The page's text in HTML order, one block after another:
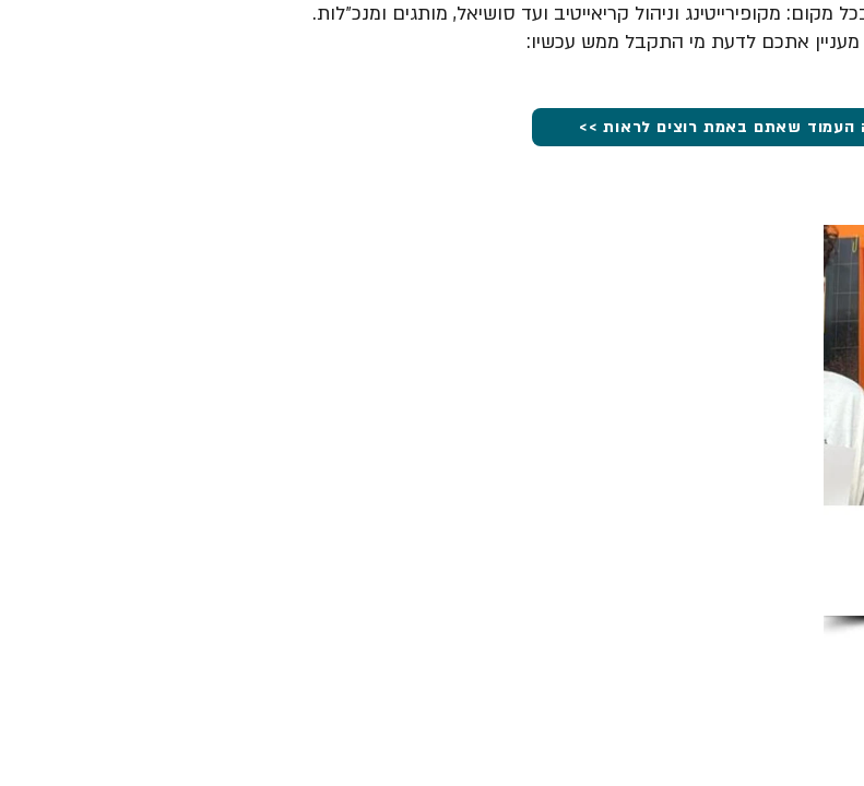
מקום: מקופירייטינג וניהול קריאייטיב ועד סושיאל, מותגים ומנכ״לות.
אתכם לדעת מי התקבל ממש עכשיו:
העמוד שאתם באמת רוצים לראות >>